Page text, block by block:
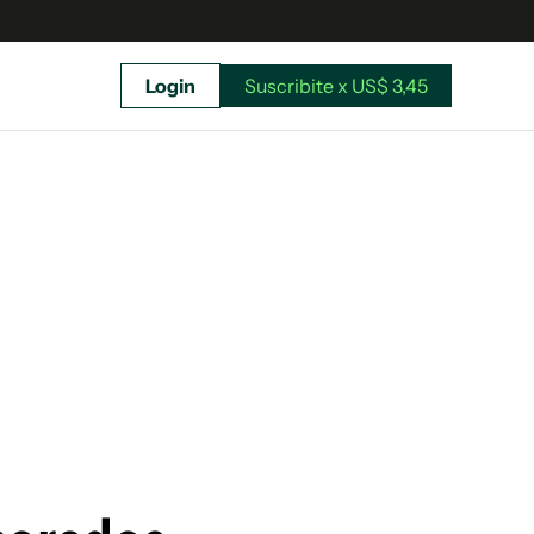
Login Suscribite x US$ 3,45